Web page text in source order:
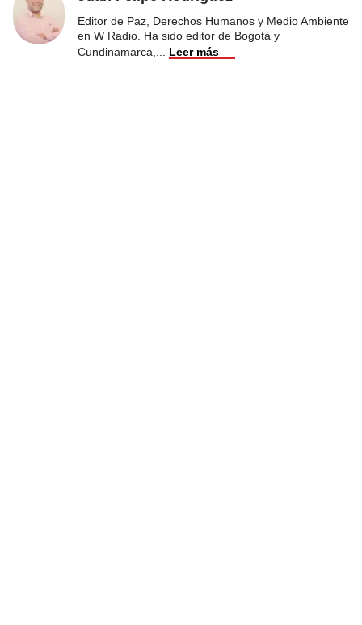
Editor de Paz, Derechos Humanos y Medio Ambiente
en W Radio. Ha sido editor de Bogotá y
Cundinamarca,
Leer más